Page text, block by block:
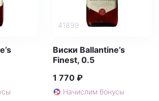
41899
Виски Ballantine’s
Finest, 0.5
1 770 ₽
Начислим бонусы